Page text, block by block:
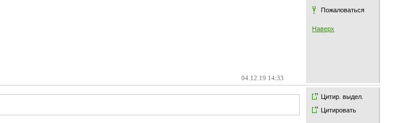
Пожаловаться
Наверх
04.12.19 14:33
Цитир. выдел.
Цитировать